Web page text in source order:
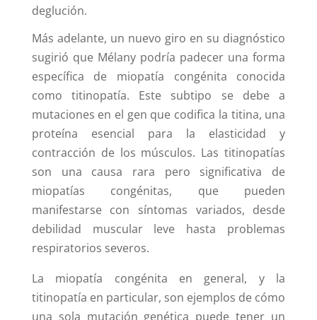
deglución.
Más adelante, un nuevo giro en su diagnóstico
sugirió que Mélany podría padecer una forma
específica de miopatía congénita conocida
como titinopatía. Este subtipo se debe a
mutaciones en el gen que codifica la titina, una
proteína esencial para la elasticidad y
contracción de los músculos. Las titinopatías
son una causa rara pero significativa de
miopatías congénitas, que pueden
manifestarse con síntomas variados, desde
debilidad muscular leve hasta problemas
respiratorios severos.
La miopatía congénita en general, y la
titinopatía en particular, son ejemplos de cómo
una sola mutación genética puede tener un